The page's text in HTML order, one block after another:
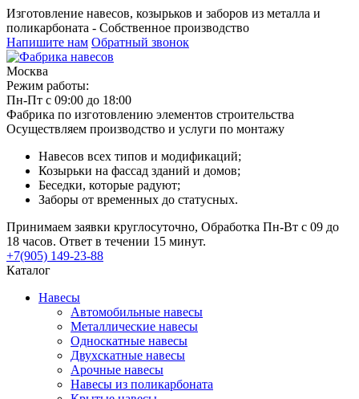
Изготовление навесов, козырьков и заборов из металла и
поликарбоната - Собственное производство
Напишите нам Обратный звонок
Москва
Режим работы:
Пн-Пт с 09:00 до 18:00
Фабрика по изготовлению элементов строительства
Осуществляем производство и услуги по монтажу
Навесов всех типов и модификаций;
Козырьки на фассад зданий и домов;
Беседки, которые радуют;
Заборы от временных до статусных.
Принимаем заявки круглосуточно, Обработка Пн-Вт с 09 до
18 часов. Ответ в течении 15 минут.
+7(905) 149-23-88
Каталог
Навесы
Автомобильные навесы
Металлические навесы
Односкатные навесы
Двухскатные навесы
Арочные навесы
Навесы из поликарбоната